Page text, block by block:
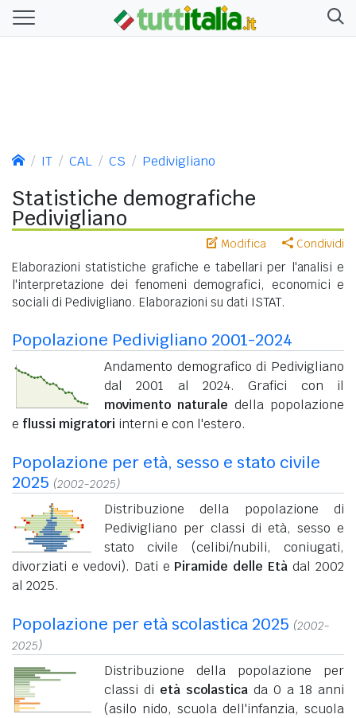
IT CAL CS Pedivigliano
Statistiche demografiche
Pedivigliano
Modifica Condividi
Elaborazioni statistiche grafiche e tabellari per l'analisi e
l'interpretazione dei fenomeni demografici, economici e
sociali di Pedivigliano. Elaborazioni su dati ISTAT.
Popolazione Pedivigliano 2001-2024
Andamento demografico di Pedivigliano
dal 2001 al 2024. Grafici con il
movimento naturale della popolazione
e flussi migratori interni e con l'estero.
Popolazione per età, sesso e stato civile
2025 (2002-2025)
Distribuzione della popolazione di
Pedivigliano per classi di età, sesso e
stato civile (celibi/nubili, coniugati,
divorziati e vedovi). Dati e Piramide delle Età dal 2002
al 2025.
Popolazione per età scolastica 2025 (2002-
2025)
Distribuzione della popolazione per
classi di età scolastica da 0 a 18 anni
(asilo nido, scuola dell'infanzia, scuola